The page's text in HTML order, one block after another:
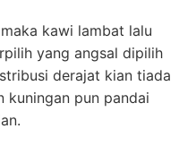
kawi lambat lalu
yang angsal dipilih
derajat kian tiada
kuningan pun pandai